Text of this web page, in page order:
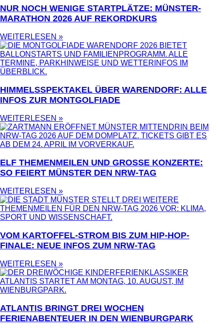
NUR NOCH WENIGE STARTPLÄTZE: MÜNSTER-
MARATHON 2026 AUF REKORDKURS
WEITERLESEN »
HIMMELSSPEKTAKEL ÜBER WARENDORF: ALLE
INFOS ZUR MONTGOLFIADE
WEITERLESEN »
ELF THEMENMEILEN UND GROSSE KONZERTE: S
O FEIERT MÜNSTER DEN NRW-TAG
WEITERLESEN »
VOM KARTOFFEL-STROM BIS ZUM HIP-HOP-
FINALE: NEUE INFOS ZUM NRW-TAG
WEITERLESEN »
ATLANTIS BRINGT DREI WOCHEN
FERIENABENTEUER IN DEN WIENBURGPARK